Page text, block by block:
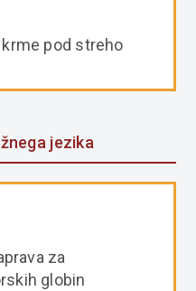
pod streho
jezika
za
globin